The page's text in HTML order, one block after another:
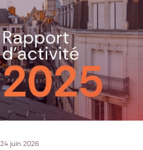
24 juin 2026